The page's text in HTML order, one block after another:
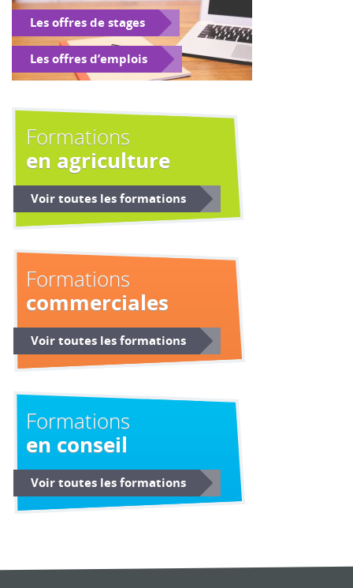
Les offres de stages
Les offres d’emplois
Formations
en agriculture
Voir toutes les formations
Formations
commerciales
Voir toutes les formations
Formations
en conseil
Voir toutes les formations